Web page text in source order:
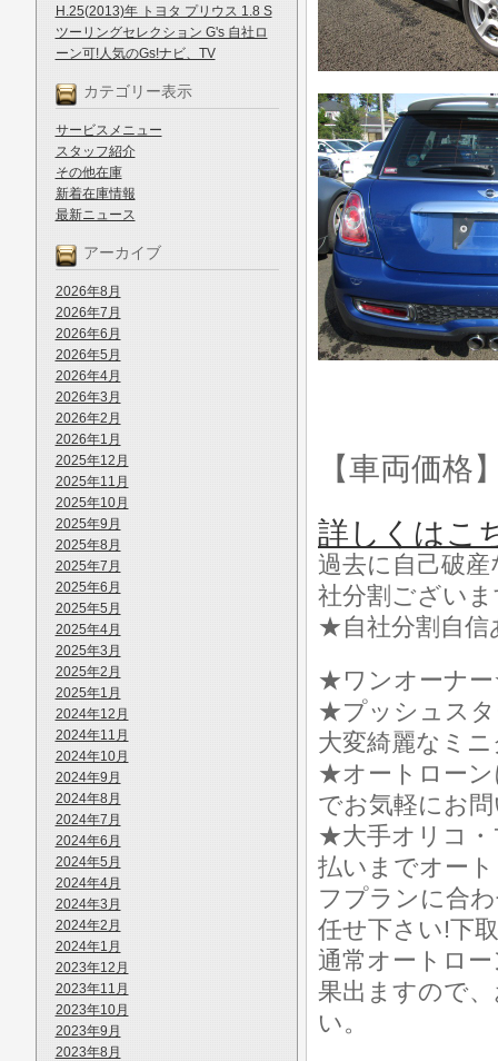
H.25(2013)年 トヨタ プリウス 1.8 S
ツーリングセレクション G's 自社ロ
ーン可!人気のGs!ナビ、TV
カテゴリー表示
サービスメニュー
スタッフ紹介
その他在庫
新着在庫情報
最新ニュース
アーカイブ
2026年8月
2026年7月
2026年6月
2026年5月
2026年4月
2026年3月
2026年2月
2026年1月
2025年12月
2025年11月
2025年10月
2025年9月
2025年8月
2025年7月
2025年6月
2025年5月
2025年4月
2025年3月
2025年2月
2025年1月
2024年12月
2024年11月
2024年10月
2024年9月
2024年8月
2024年7月
2024年6月
2024年5月
2024年4月
2024年3月
2024年2月
2024年1月
2023年12月
2023年11月
2023年10月
2023年9月
2023年8月
【車両価格
詳しくはこ
過去に自己破
社分割ござい
★自社分割自信
★ワンオーナ
★プッシュス
大変綺麗なミ
★オートローン
でお気軽にお
★大手オリコ・
払いまでオー
フプランに合
任せ下さい!下
通常オートロ
果出ますので
い。